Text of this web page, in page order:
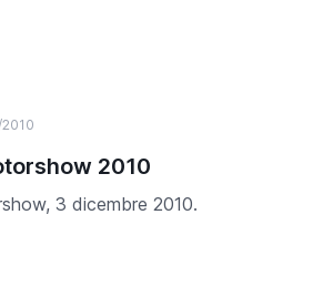
2010
3 dicembre 2010.